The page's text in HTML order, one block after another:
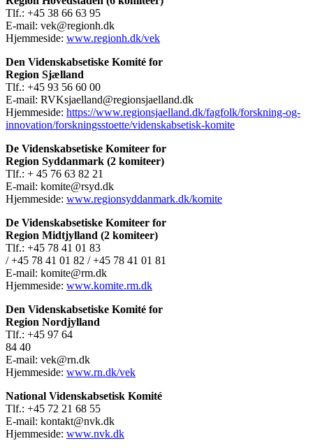
Tlf.: +45 38 66 63 95
E-mail: vek@regionh.dk
Hjemmeside: www.regionh.dk/vek
Den Videnskabsetiske Komité for
Region Sjælland
Tlf.: +45 93 56 60 00
E-mail: RVKsjaelland@regionsjaelland.dk
Hjemmeside: https://www.regionsjaelland.dk/fagfolk/forskning-og-
innovation/forskningsstoette/videnskabsetisk-komite
De Videnskabsetiske Komiteer for
Region Syddanmark (2 komiteer)
Tlf.: + 45 76 63 82 21
E-mail: komite@rsyd.dk
Hjemmeside: www.regionsyddanmark.dk/komite
De Videnskabsetiske Komiteer for
Region Midtjylland (2 komiteer)
Tlf.: +45 78 41 01 83
/ +45 78 41 01 82 / +45 78 41 01 81
E-mail: komite@rm.dk
Hjemmeside: www.komite.rm.dk
Den Videnskabsetiske Komité for
Region Nordjylland
Tlf.: +45 97 64
84 40
E-mail: vek@rn.dk
Hjemmeside: www.rn.dk/vek
National Videnskabsetisk Komité
Tlf.: +45 72 21 68 55
E-mail: kontakt@nvk.dk
Hjemmeside: www.nvk.dk